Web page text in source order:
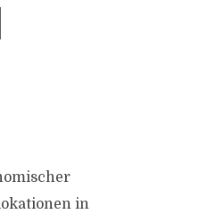
in